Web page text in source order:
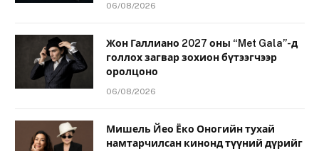
06/08/2026
Жон Галлиано 2027 оны “Met Gala”-д
голлох загвар зохион бүтээгчээр
оролцоно
06/08/2026
Мишель Йео Ёко Оногийн тухай
намтарчилсан кинонд түүний дүрийг